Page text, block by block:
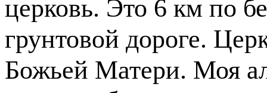
церковь. Это 6 км по
грунтовой дороге.
Божьей Матери. Моя